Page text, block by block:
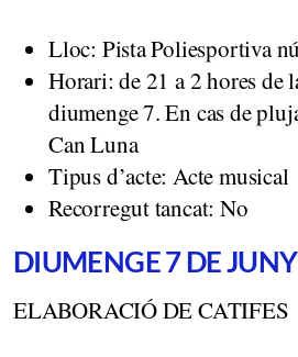
Lloc: Pista Poliesportiva
Horari: de 21 a 2 hores de
diumenge 7. En cas de
Can Luna
Tipus d’acte: Acte musical
Recorregut tancat: No
DIUMENGE 7 DE JUNY
ELABORACIÓ DE CATIFES